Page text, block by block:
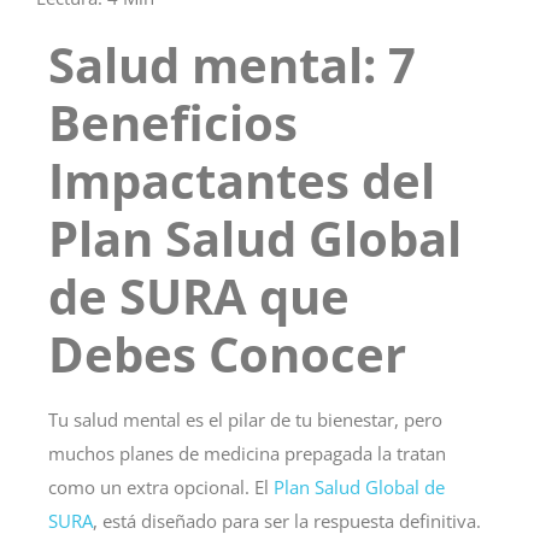
Salud mental: 7
Beneficios
Impactantes del
Plan Salud Global
de SURA que
Debes Conocer
Tu salud mental es el pilar de tu bienestar, pero
muchos planes de medicina prepagada la tratan
como un extra opcional. El Plan Salud Global de
SURA, está diseñado para ser la respuesta definitiva.